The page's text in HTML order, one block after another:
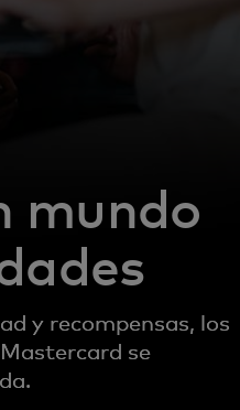
mundo
y recompensas, los
se